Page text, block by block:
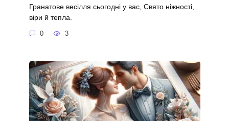
Гранатове весілля сьогодні у вас, Свято ніжності,
віри й тепла.
0 3